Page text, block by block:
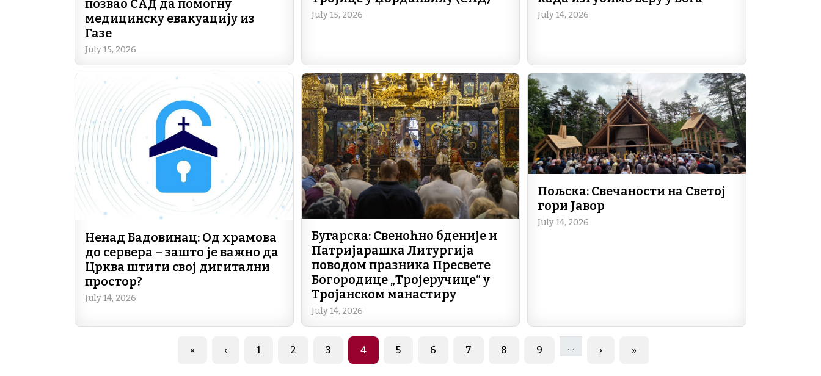
позвао САД да помогну
медицинску евакуацију из
Газе
July 15, 2026
July 15, 2026 July 14, 2026
Ненад Бадовинац: Од храмова
до сервера – зашто је важно да
Црква штити свој дигитални
простор?
July 14, 2026
Бугарска: Свеноћно бденије и
Патријарашка Литургија
поводом празника Пресвете
Богородице „Тројеручице“ у
Тројанском манастиру
July 14, 2026
Пољска: Свечаности на Светој
гори Јавор
July 14, 2026
First page
« Previous page
‹ Page
1 Page
2 Page
3 Page
4 Page
5 Page
6 Page
7 Page
8 Page
9 … Next page
› Last page
»